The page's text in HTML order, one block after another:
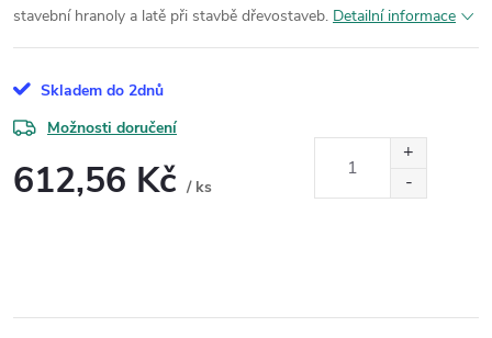
stavební hranoly a latě při stavbě dřevostaveb. Detailní informace
Skladem do 2dnů
Možnosti doručení
612,56 Kč / ks